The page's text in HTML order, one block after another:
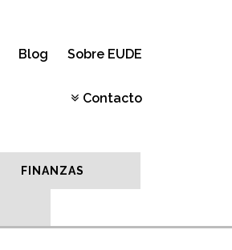
Blog Sobre EUDE
Contacto
FINANZAS